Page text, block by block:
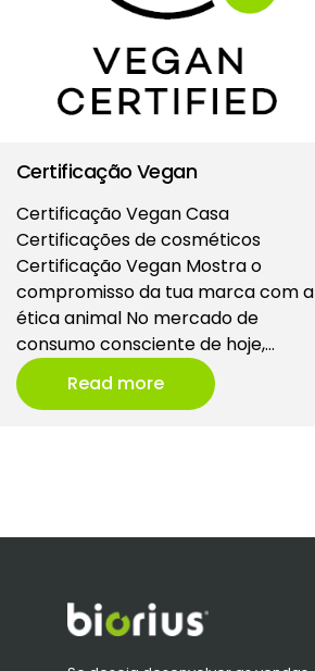
Certificação Vegan
Certificação Vegan Casa
Certificações de cosméticos
Certificação Vegan Mostra o
compromisso da tua marca com a
ética animal No mercado de
consumo consciente de hoje,…
Read more